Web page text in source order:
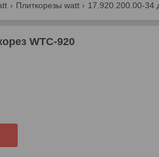
Плиткорезы watt
WTC-920